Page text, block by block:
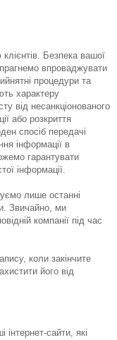
Безпека вашої
впроваджувати
процедури та
характеру
від несанкціонованого
або розкриття
спосіб передачі
інформації в
гарантувати
інформації.
лише останні
Звичайно, ми
компанії під час
коли закінчите
його від
сайти, які